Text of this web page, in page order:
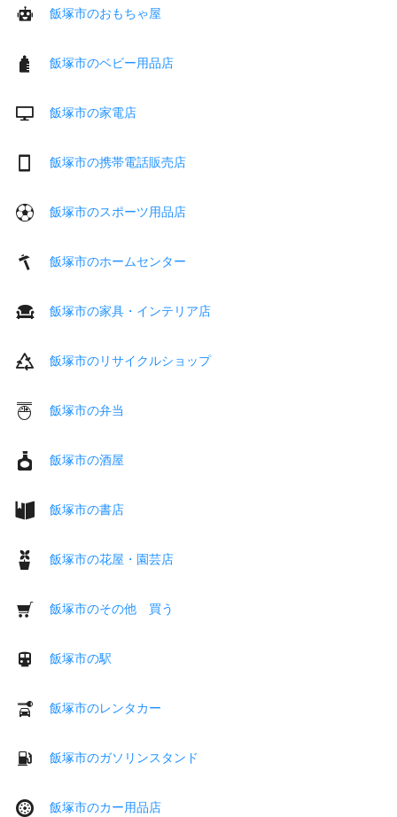
飯塚市のおもちゃ屋
飯塚市のベビー用品店
飯塚市の家電店
飯塚市の携帯電話販売店
飯塚市のスポーツ用品店
飯塚市のホームセンター
飯塚市の家具・インテリア店
飯塚市のリサイクルショップ
飯塚市の弁当
飯塚市の酒屋
飯塚市の書店
飯塚市の花屋・園芸店
飯塚市のその他 買う
飯塚市の駅
飯塚市のレンタカー
飯塚市のガソリンスタンド
飯塚市のカー用品店